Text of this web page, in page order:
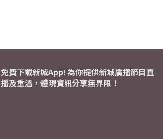
免費下載新城App! 為你提供新城廣播節目直
播及重溫，體現資訊分享無界限！